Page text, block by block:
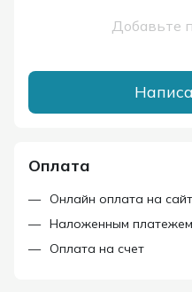
Добавьте
Оплата
Онлайн оплата на
Наложенным платежем
Оплата на счет